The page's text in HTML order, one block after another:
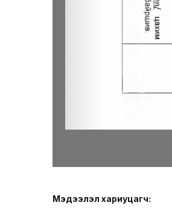
Мэдээлэл хариуцагч: